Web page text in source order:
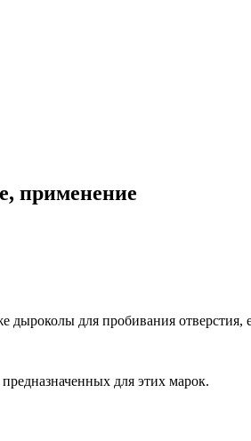
применение
дыроколы для пробивания отверстия,
для этих марок.